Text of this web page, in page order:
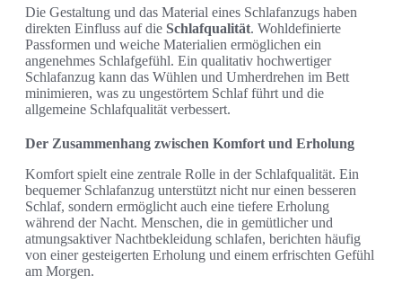
Die Gestaltung und das Material eines Schlafanzugs haben
direkten Einfluss auf die Schlafqualität. Wohldefinierte
Passformen und weiche Materialien ermöglichen ein
angenehmes Schlafgefühl. Ein qualitativ hochwertiger
Schlafanzug kann das Wühlen und Umherdrehen im Bett
minimieren, was zu ungestörtem Schlaf führt und die
allgemeine Schlafqualität verbessert.
Der Zusammenhang zwischen Komfort und Erholung
Komfort spielt eine zentrale Rolle in der Schlafqualität. Ein
bequemer Schlafanzug unterstützt nicht nur einen besseren
Schlaf, sondern ermöglicht auch eine tiefere Erholung
während der Nacht. Menschen, die in gemütlicher und
atmungsaktiver Nachtbekleidung schlafen, berichten häufig
von einer gesteigerten Erholung und einem erfrischten Gefühl
am Morgen.